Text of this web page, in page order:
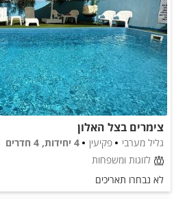
צימרים בצל האלון
גליל מערבי פקיעין
4 יחידות, 4 חדרים
לזוגות ומשפחות
לא נבחרו תאריכים